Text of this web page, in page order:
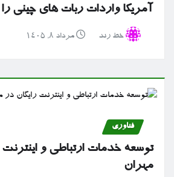
آمریکا واردات ربات های چینی
خط رند مرداد ۸, ۱۴۰۵
فناوری
توسعه خدمات ارتباطی و
مهران